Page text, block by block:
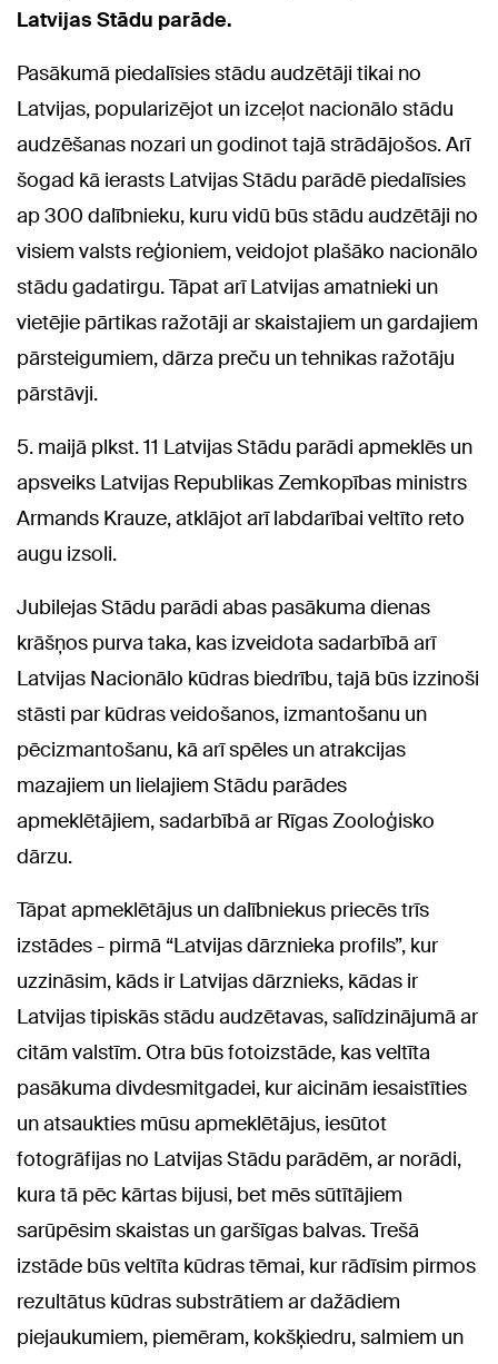
Latvijas Stādu parāde.
Pasākumā piedalīsies stādu audzētāji tikai no
Latvijas, popularizējot un izceļot nacionālo stādu
audzēšanas nozari un godinot tajā strādājošos. Arī
šogad kā ierasts Latvijas Stādu parādē piedalīsies
ap 300 dalībnieku, kuru vidū būs stādu audzētāji no
visiem valsts reģioniem, veidojot plašāko nacionālo
stādu gadatirgu. Tāpat arī Latvijas amatnieki un
vietējie pārtikas ražotāji ar skaistajiem un gardajiem
pārsteigumiem, dārza preču un tehnikas ražotāju
pārstāvji.
5. maijā plkst. 11 Latvijas Stādu parādi apmeklēs un
apsveiks Latvijas Republikas Zemkopības ministrs
Armands Krauze, atklājot arī labdarībai veltīto reto
augu izsoli.
Jubilejas Stādu parādi abas pasākuma dienas
krāšņos purva taka, kas izveidota sadarbībā arī
Latvijas Nacionālo kūdras biedrību, tajā būs izzinoši
stāsti par kūdras veidošanos, izmantošanu un
pēcizmantošanu, kā arī spēles un atrakcijas
mazajiem un lielajiem Stādu parādes
apmeklētājiem, sadarbībā ar Rīgas Zooloģisko
dārzu.
Tāpat apmeklētājus un dalībniekus priecēs trīs
izstādes - pirmā “Latvijas dārznieka profils”, kur
uzzināsim, kāds ir Latvijas dārznieks, kādas ir
Latvijas tipiskās stādu audzētavas, salīdzinājumā ar
citām valstīm. Otra būs fotoizstāde, kas veltīta
pasākuma divdesmitgadei, kur aicinām iesaistīties
un atsaukties mūsu apmeklētājus, iesūtot
fotogrāfijas no Latvijas Stādu parādēm, ar norādi,
kura tā pēc kārtas bijusi, bet mēs sūtītājiem
sarūpēsim skaistas un garšīgas balvas. Trešā
izstāde būs veltīta kūdras tēmai, kur rādīsim pirmos
rezultātus kūdras substrātiem ar dažādiem
piejaukumiem, piemēram, kokšķiedru, salmiem un